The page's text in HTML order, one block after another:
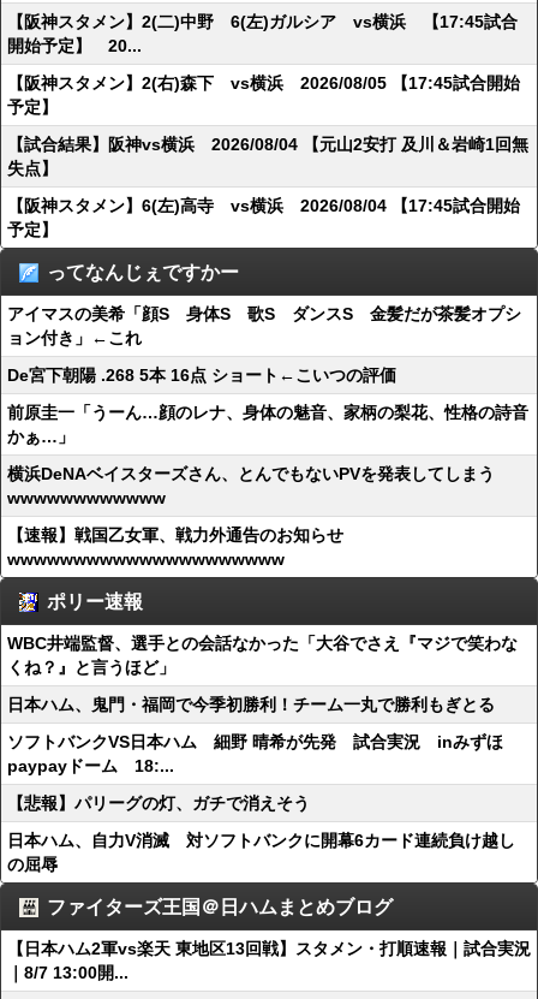
【阪神スタメン】2(二)中野 6(左)ガルシア vs横浜 【17:45試合
開始予定】 20...
【阪神スタメン】2(右)森下 vs横浜 2026/08/05 【17:45試合開始
予定】
【試合結果】阪神vs横浜 2026/08/04 【元山2安打 及川＆岩崎1回無
失点】
【阪神スタメン】6(左)高寺 vs横浜 2026/08/04 【17:45試合開始
予定】
ってなんじぇですかー
アイマスの美希「顔S 身体S 歌S ダンスS 金髪だが茶髪オプシ
ョン付き」←これ
De宮下朝陽 .268 5本 16点 ショート←こいつの評価
前原圭一「うーん…顔のレナ、身体の魅音、家柄の梨花、性格の詩音
かぁ…」
横浜DeNAベイスターズさん、とんでもないPVを発表してしまう
wwwwwwwwwwww
【速報】戦国乙女軍、戦力外通告のお知らせ
wwwwwwwwwwwwwwwwwwwww
ポリー速報
WBC井端監督、選手との会話なかった「大谷でさえ『マジで笑わな
くね？』と言うほど」
日本ハム、鬼門・福岡で今季初勝利！チーム一丸で勝利もぎとる
ソフトバンクVS日本ハム 細野 晴希が先発 試合実況 inみずほ
paypayドーム 18:...
【悲報】パリーグの灯、ガチで消えそう
日本ハム、自力V消滅 対ソフトバンクに開幕6カード連続負け越し
の屈辱
ファイターズ王国＠日ハムまとめブログ
【日本ハム2軍vs楽天 東地区13回戦】スタメン・打順速報｜試合実況
｜8/7 13:00開...